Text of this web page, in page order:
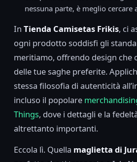
nessuna parte, è meglio cercare
In Tienda Camisetas Frikis, ci
ogni prodotto soddisfi gli
meritiamo, offrendo design che
delle tue saghe preferite.
stessa filosofia di autenticità
incluso il popolare
Things, dove i dettagli e la
altrettanto importanti.
Eccola lì. Quella maglietta di